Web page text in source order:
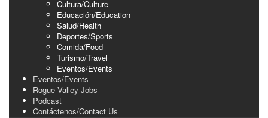
Cultura/Culture
Educación/Education
Salud/Health
Deportes/Sports
Comida/Food
Turismo/Travel
Eventos/Events
Eventos/Events
Rogue Valley Jobs
Podcast
Contáctenos/Contact Us